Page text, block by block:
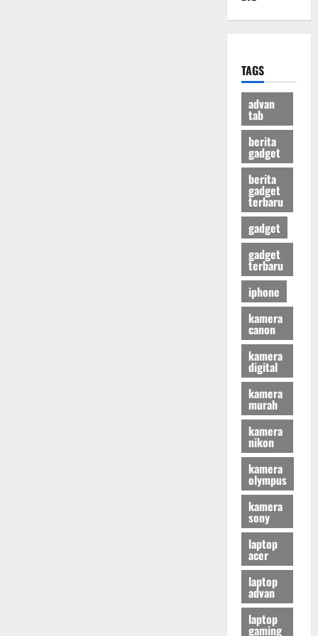
TAGS
advan
tab
berita
gadget
berita
gadget
terbaru
gadget
gadget
terbaru
iphone
kamera
canon
kamera
digital
kamera
murah
kamera
nikon
kamera
olympus
kamera
sony
laptop
acer
laptop
advan
laptop
gaming